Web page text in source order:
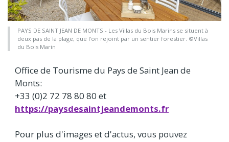
PAYS DE SAINT JEAN DE MONTS - Les Villas du Bois Marins se situent à
deux pas de la plage, que l'on rejoint par un sentier forestier. ©Villas
du Bois Marin
Office de Tourisme du Pays de Saint Jean de
Monts:
+33 (0)2 72 78 80 80 et
https://paysdesaintjeandemonts.fr
Pour plus d'images et d'actus, vous pouvez